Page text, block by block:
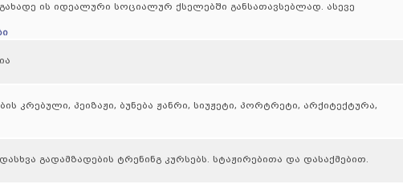
ის იდეალური სოციალურ ქსელებში განსათავსებლად. ასევე
კრებული, პეიზაჟი, ბუნება ჟანრი, სიუჟეტი, პორტრეტი, არქიტექტურა,
გადამზადების ტრენინგ კურსებს. სტაჟირებითა და დასაქმებით.